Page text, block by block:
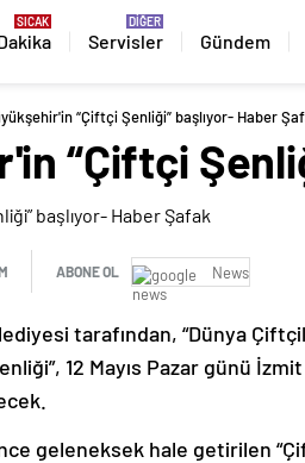
Servisler Gündem
“Çiftçi Şenliği” başlıyor- Haber
“Çiftçi
ABONE OL News
tarafından, “Dünya
12 Mayıs Pazar günü
geleneksek hale getirilen